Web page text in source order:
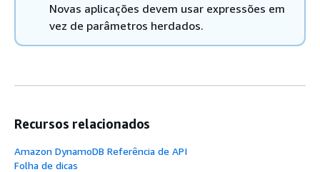
Novas aplicações devem usar expressões em
vez de parâmetros herdados.
Recursos relacionados
Amazon DynamoDB Referência de API
Folha de dicas